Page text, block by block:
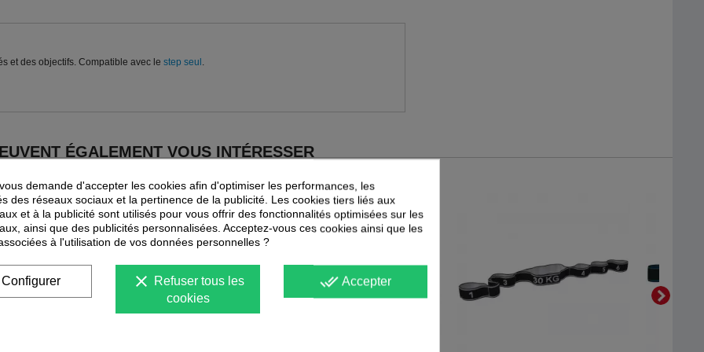
et des objectifs. Compatible avec lestep seul .
ÉGALEMENT VOUS INTÉRESSER
demande d'accepter les cookies afin d'optimiser les performances, les
des réseaux sociaux et la pertinence de la publicité. Les cookies tiers liés aux
et à la publicité sont utilisés pour vous offrir des fonctionnalités optimisées sur les
ainsi que des publicités personnalisées. Acceptez-vous ces cookies ainsi que les
à l'utilisation de vos données personnelles ?
done_all Accepter
clear
Refuser tous les
cookies
Configurer